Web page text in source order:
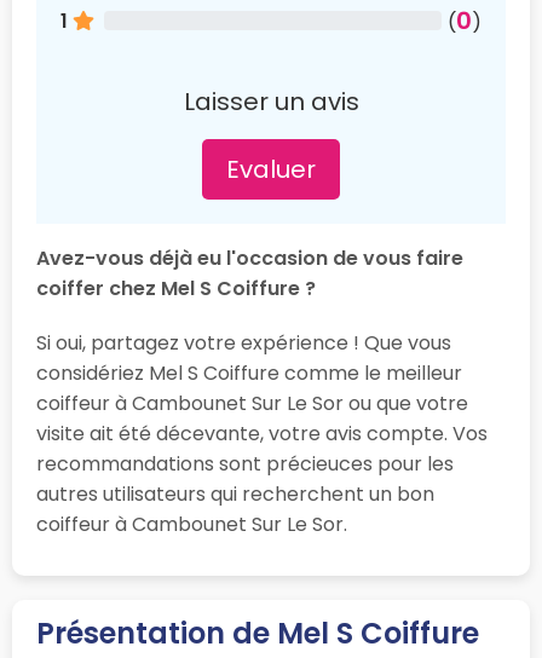
1
(0)
Laisser un avis
Evaluer
Avez-vous déjà eu l'occasion de vous faire
coiffer chez Mel S Coiffure ?
Si oui, partagez votre expérience ! Que vous
considériez Mel S Coiffure comme le meilleur
coiffeur à Cambounet Sur Le Sor ou que votre
visite ait été décevante, votre avis compte. Vos
recommandations sont précieuces pour les
autres utilisateurs qui recherchent un bon
coiffeur à Cambounet Sur Le Sor.
Présentation de Mel S Coiffure